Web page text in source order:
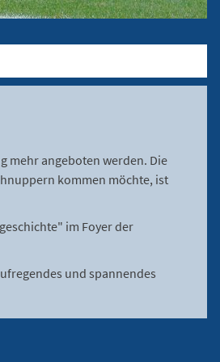
mehr angeboten werden. Die
kommen möchte, ist
im Foyer der
und spannendes